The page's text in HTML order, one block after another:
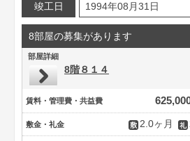
竣工日 1994年08月31日
8部屋の募集があります
部屋詳細
8階８１４
賃料・管理費・共益費
敷金・礼金 2.0ヶ月